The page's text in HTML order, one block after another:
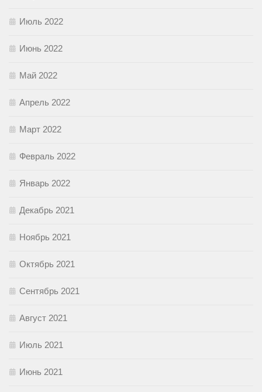
Июль 2022
Июнь 2022
Май 2022
Апрель 2022
Март 2022
Февраль 2022
Январь 2022
Декабрь 2021
Ноябрь 2021
Октябрь 2021
Сентябрь 2021
Август 2021
Июль 2021
Июнь 2021